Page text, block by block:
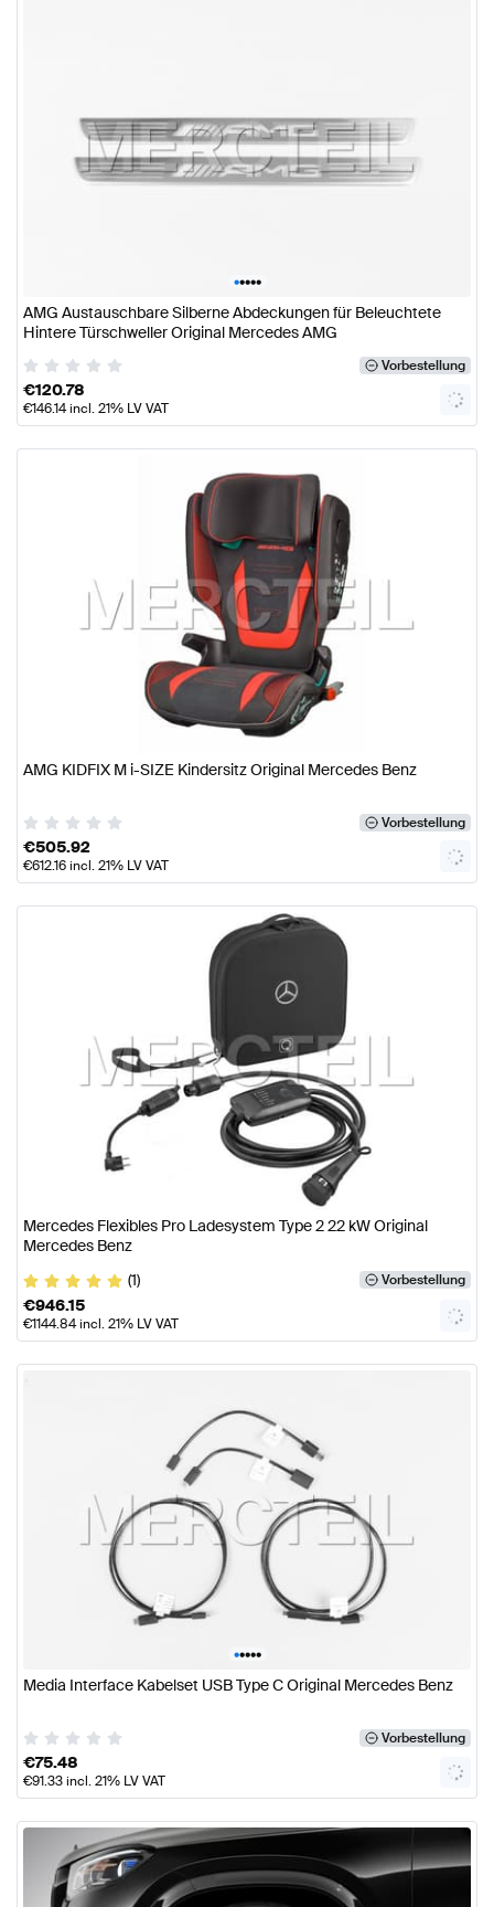
•••••
AMG Austauschbare Silberne Abdeckungen für Beleuchtete
Hintere Türschweller Original Mercedes AMG
Vorbestellung
€120.78
€146.14incl. 21% LV VAT
AMG KIDFIX M i-SIZE Kindersitz Original Mercedes Benz
Vorbestellung
€505.92
€612.16incl. 21% LV VAT
Mercedes Flexibles Pro Ladesystem Type 2 22 kW Original
Mercedes Benz
(1)
Vorbestellung
€946.15
€1144.84incl. 21% LV VAT
•••••
Media Interface Kabelset USB Type C Original Mercedes Benz
Vorbestellung
€75.48
€91.33incl. 21% LV VAT